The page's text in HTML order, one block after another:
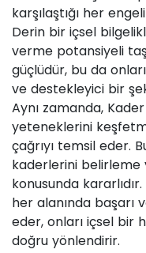
karşılaştığı her
Derin bir içsel
verme potansiyeli
güçlüdür, bu da
ve destekleyici bir
Aynı zamanda,
yeteneklerini
çağrıyı temsil eder.
kaderlerini belirleme
konusunda kararlıdır.
her alanında başarı
eder, onları içsel bir
doğru yönlendirir.